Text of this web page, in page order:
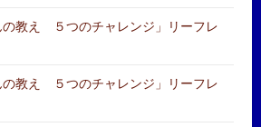
の教え ５つのチャレンジ」リーフレ
の教え ５つのチャレンジ」リーフレ